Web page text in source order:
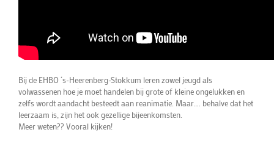
Bij de EHBO ‘s-Heerenberg-Stokkum leren zowel jeugd als
volwassenen hoe je moet handelen bij grote of kleine ongelukken en
zelfs wordt aandacht besteedt aan reanimatie. Maar…. behalve dat het
leerzaam is, zijn het ook gezellige bijeenkomsten.
Meer weten?? Vooral kijken!